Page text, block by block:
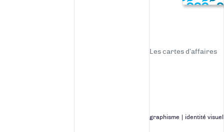
Les cartes d’affaires
graphisme | identité